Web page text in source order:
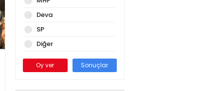
Deva
SP
Diğer
Oy ver Sonuçlar